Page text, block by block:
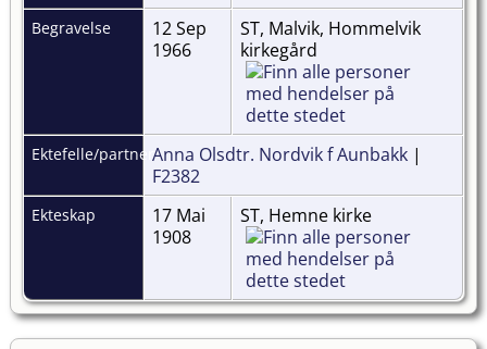
Begravelse
12 Sep
1966
ST, Malvik, Hommelvik
kirkegård
Ektefelle/partnerAnna Olsdtr. Nordvik f Aunbakk |
F2382
Ekteskap
17 Mai
1908
ST, Hemne kirke